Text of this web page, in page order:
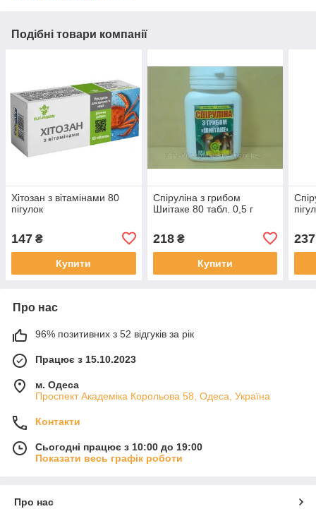
Подібні товари компанії
Хітозан з вітамінами 80
пігулок
147 ₴
Купити
Спіруліна з грибом
Шиітаке 80 табл. 0,5 г
218₴
Купити
237
Про нас
96% позитивних з 52 відгуків за рік
Працює з 15.10.2023
м. Одеса
Проспект Академіка Корольова 58, Одеса, Україна
Контакти
Сьогодні працює з 10:00 до 19:00
Показати весь графік роботи
Про нас